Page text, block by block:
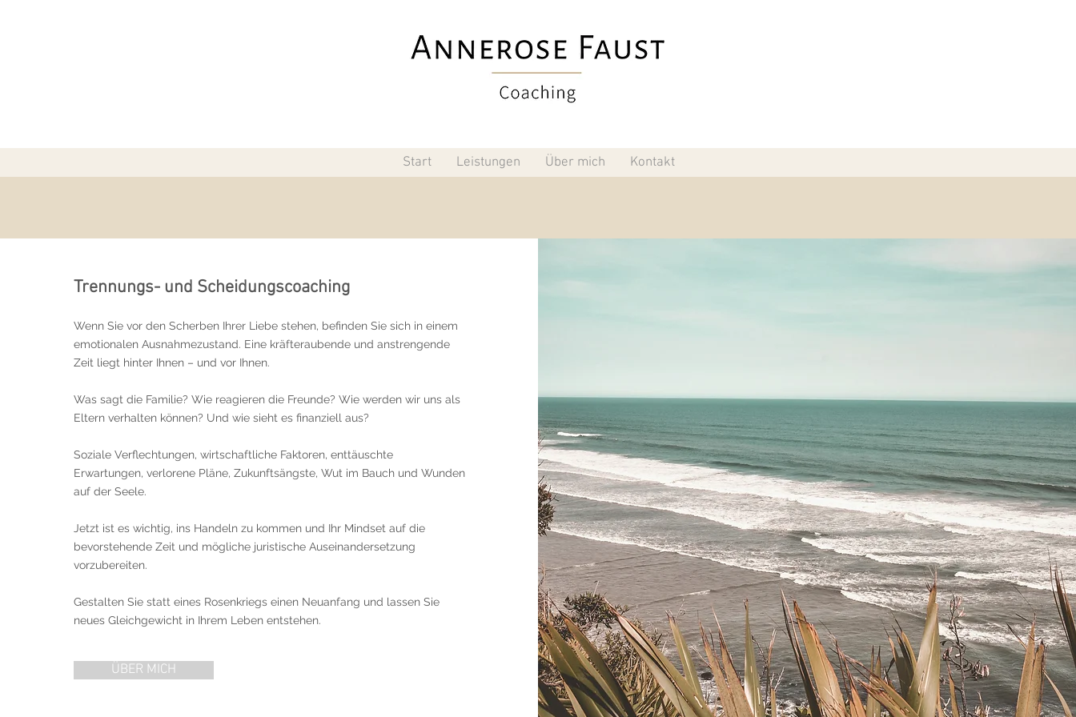
Start Leistungen Über mich Kontakt
Trennungs- und Scheidungscoaching
Wenn Sie vor den Scherben Ihrer Liebe stehen, befinden Sie sich in einem
emotionalen Ausnahmezustand. Eine kräfteraubende und anstrengende
Zeit liegt hinter Ihnen – und vor Ihnen.
Was sagt die Familie? Wie reagieren die Freunde? Wie werden wir uns als
Eltern verhalten können? Und wie sieht es finanziell aus?
Soziale Verflechtungen, wirtschaftliche Faktoren, enttäuschte
Erwartungen, verlorene Pläne, Zukunftsängste, Wut im Bauch und Wunden
auf der Seele.
Jetzt ist es wichtig, ins Handeln zu kommen und Ihr Mindset auf die
bevorstehende Zeit und mögliche juristische Auseinandersetzung
vorzubereiten.
Gestalten Sie statt eines Rosenkriegs einen Neuanfang und lassen Sie
neues Gleichgewicht in Ihrem Leben entstehen.
ÜBER MICH